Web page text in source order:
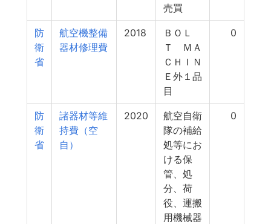
売買
防
衛
省
航空機整備
器材修理費
2018
ＢＯＬ
Ｔ ＭＡ
ＣＨＩＮ
Ｅ外１品
目
0
防
衛
省
諸器材等維
持費（空
自）
2020
航空自衛
隊の補給
処等にお
ける保
管、処
分、荷
役、運搬
用機械器
0